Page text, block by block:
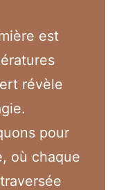
est
révèle
pour
où chaque